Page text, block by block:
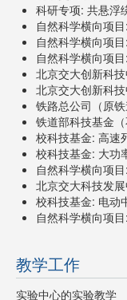
科研专项: 共悬浮
自然科学横向项
自然科学横向项
自然科学横向项
北京交大创新科
北京交大创新科
铁路总公司（原
铁道部科技基金
校科技基金: 高速
校科技基金: 大功
自然科学横向项
北京交大科技发
校科技基金: 电动
自然科学横向项
教学工作
实验中心的实验教学